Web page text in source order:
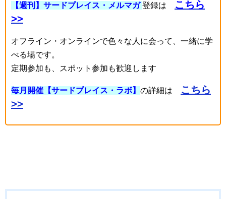
【週刊】サードプレイス・メルマガ 登録は
こちら
>>
オフライン・オンラインで色々な人に会って、一緒に学
べる場です。
定期参加も、スポット参加も歓迎します
毎月開催【サードプレイス・ラボ】 の詳細は
こちら
>>